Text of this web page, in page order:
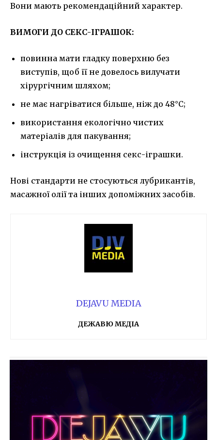
Вони мають рекомендаційний характер.
ВИМОГИ ДО СЕКС-ІГРАШОК:
повинна мати гладку поверхню без
виступів, щоб її не довелось вилучати
хірургічним шляхом;
не має нагріватися більше, ніж до 48°C;
використання екологічно чистих
матеріалів для пакування;
інструкція із очищення секс-іграшки.
Нові стандарти не стосуються лубрикантів,
масажної олії та інших допоміжних засобів.
DEJAVU MEDIA
ДЕЖАВЮ МЕДІА